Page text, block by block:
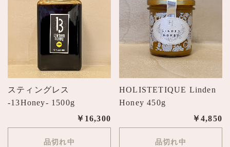
スティングレス
-13Honey- 1500g
￥16,300
品切れ中
HOLISTETIQUE Linden
Honey 450g
￥4,850
品切れ中